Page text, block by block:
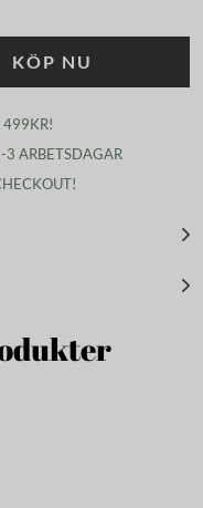
KÖP NU
499KR!
3 ARBETSDAGAR